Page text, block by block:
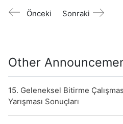
Önceki Sonraki
Other
15. Geleneksel Bitirme
Yarışması Sonuçları